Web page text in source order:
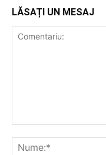
LĂSAȚI UN MESAJ